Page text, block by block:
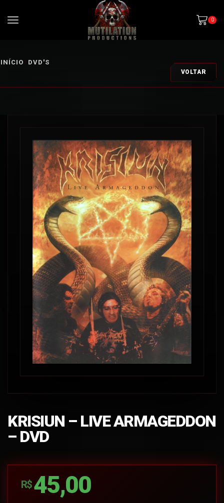
0
INÍCIO DVD'S
VOLTAR
KRISIUN – LIVE ARMAGEDDON
– DVD
R$ 45,00